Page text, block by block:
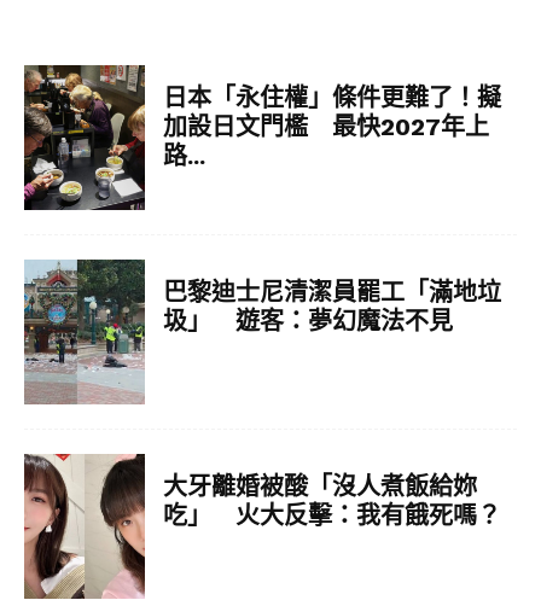
日本「永住權」條件更難了！擬
加設日文門檻 最快2027年上
路...
巴黎迪士尼清潔員罷工「滿地垃
圾」 遊客：夢幻魔法不見
大牙離婚被酸「沒人煮飯給妳
吃」 火大反擊：我有餓死嗎？